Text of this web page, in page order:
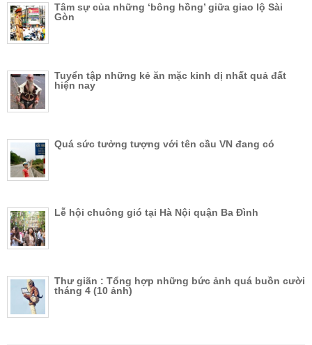
Tâm sự của những ‘bông hồng’ giữa giao lộ Sài
Gòn
Tuyển tập những kẻ ăn mặc kinh dị nhất quả đất
hiện nay
Quá sức tưởng tượng với tên cầu VN đang có
Lễ hội chuông gió tại Hà Nội quận Ba Đình
Thư giãn : Tổng hợp những bức ảnh quá buồn cười
tháng 4 (10 ảnh)